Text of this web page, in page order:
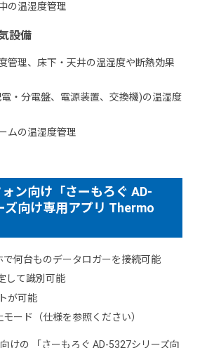
の温湿度管理
設備
管理、床下・天井の温湿度や断熱効果
・分電盤、電源装置、交換機)の温湿度
ムの温湿度管理
ン向け「さーもろぐ AD-
ズ向け専用アプリ Thermo
で何台ものデータロガーを接続可能
して識別可能
が可能
ード（仕様を参照ください）
けの 「さーもろぐ AD-5327シリーズ向